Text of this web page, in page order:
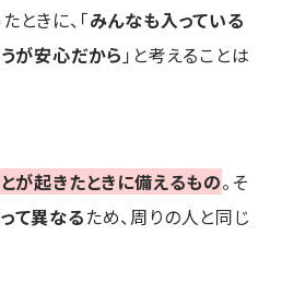
ときに、「みんなも入っている
が安心だから 」と考えることは
が起きたときに備えるもの。そ
て異なるため、周りの人と同じ